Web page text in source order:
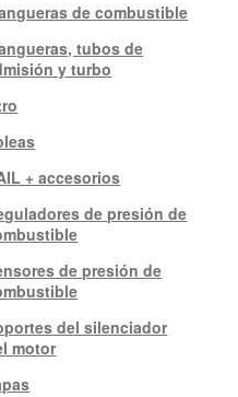
de combustible
tubos de
y turbo
+ accesorios
de presión de
de presión de
del silenciador
motor